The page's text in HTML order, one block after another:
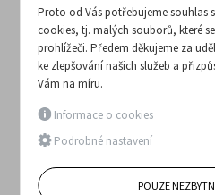
Proto od Vás potřebujeme souhlas
cookies, tj. malých souborů, které
prohlížeči. Předem děkujeme za
ke zlepšování našich služeb a
Vám na míru.
Informace o cookies
Podrobné nastavení
POUZE